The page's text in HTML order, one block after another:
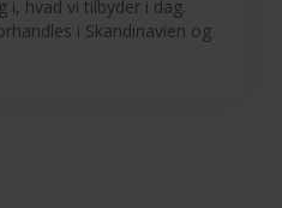
i, hvad vi tilbyder i dag.
i Skandinavien og